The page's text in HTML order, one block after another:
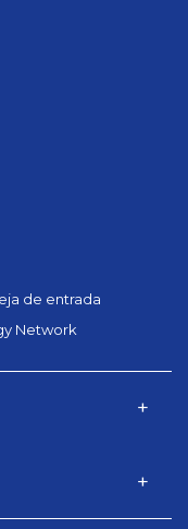
de entrada
Network